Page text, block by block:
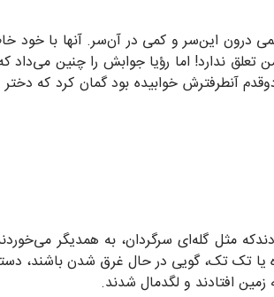
درون این‌سر و کمی در آن‌سر. آنها با خود
ندارد! اما رؤیا جوابش را چنین می‌داد
آنطرفترش خوابیده بود گمان کرد که
مثل گله‌ای سرگردان، به همدیگر
یا تک تک، گویی در حال غرق شدن باشند،
افتادند و لگدمال شدند.